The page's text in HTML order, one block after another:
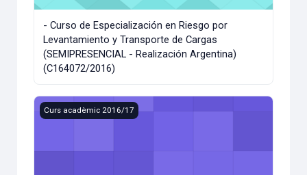
- Curso de Especialización en Riesgo por
Levantamiento y Transporte de Cargas
(SEMIPRESENCIAL - Realización Argentina)
(C164072/2016)
- Curso de Especialización en Metodología OCRA
Curs acadèmic 2016/17